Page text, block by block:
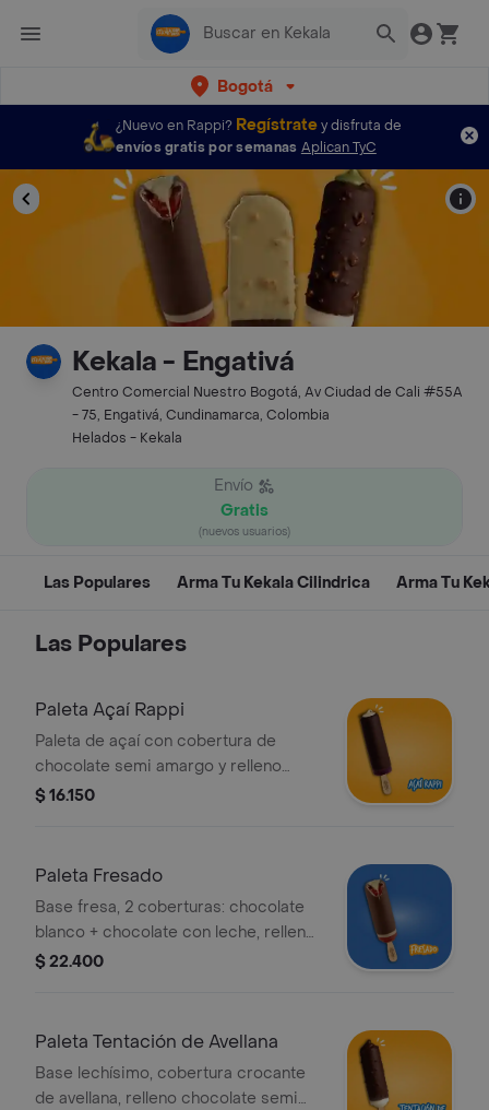
Bogotá
¿Nuevo en Rappi? Regístratey disfruta de
envíos gratis por semanas Aplican TyC
Kekala - Engativá
Centro Comercial Nuestro Bogotá, Av Ciudad de Cali #55A
- 75, Engativá, Cundinamarca, Colombia
Helados - Kekala
Envío
Gratis
(nuevos usuarios)
Las Populares Arma Tu Kekala Cilindrica Arma Tu
Las Populares
Paleta Açaí Rappi
Paleta de açaí con cobertura de
chocolate semi amargo y relleno
lechísimo.
$ 16.150
Paleta Fresado
Base fresa, 2 coberturas: chocolate
blanco + chocolate con leche, relleno
lechísimo.
$ 22.400
Paleta Tentación de Avellana
Base lechísimo, cobertura crocante
de avellana, relleno chocolate semi